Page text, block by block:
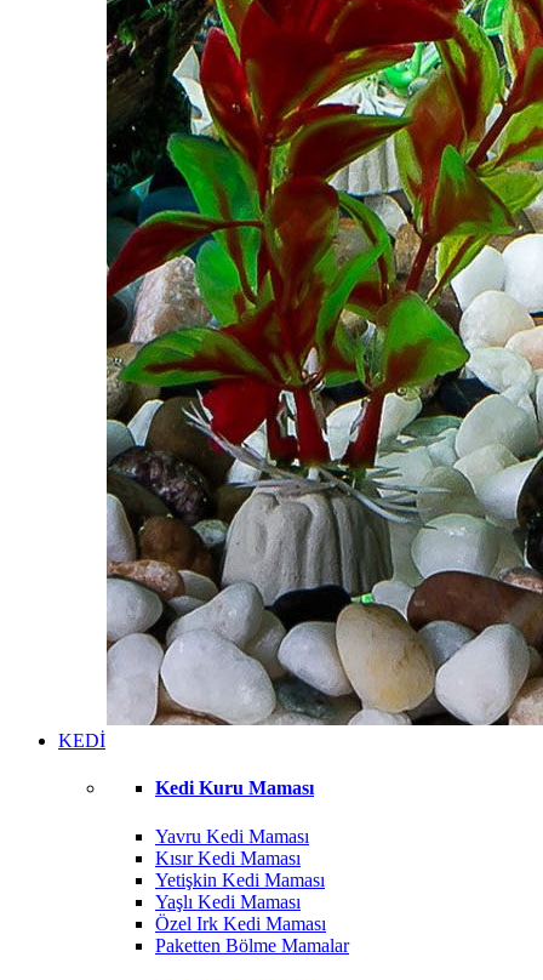
KEDİ
Kedi Kuru Maması
Yavru Kedi Maması
Kısır Kedi Maması
Yetişkin Kedi Maması
Yaşlı Kedi Maması
Özel Irk Kedi Maması
Paketten Bölme Mamalar